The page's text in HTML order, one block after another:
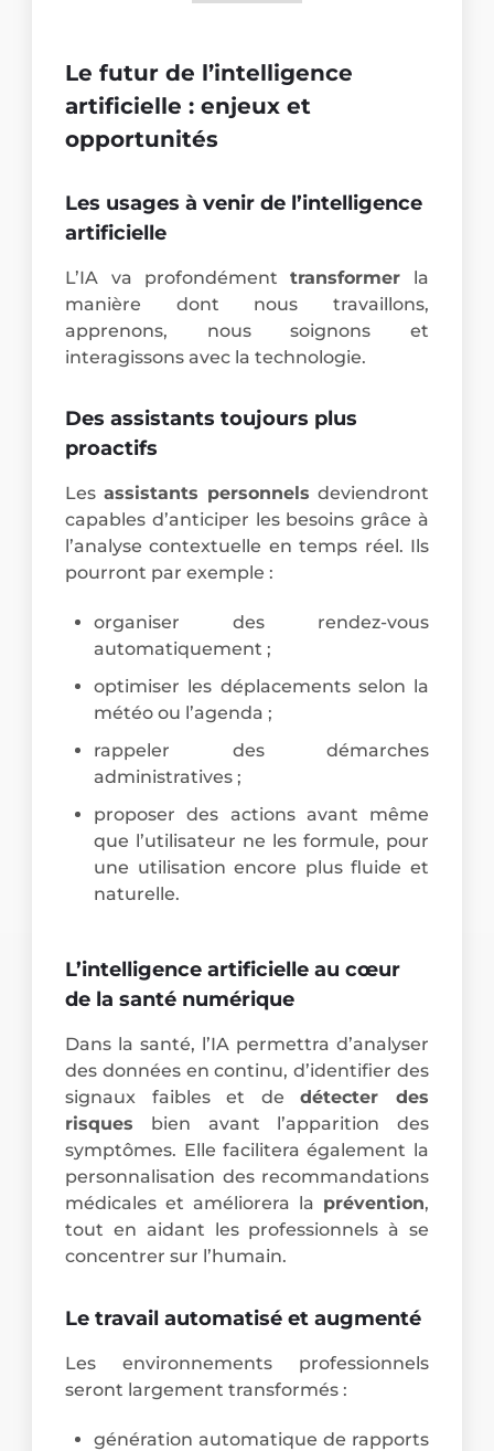
Le futur de l’intelligence
artificielle : enjeux et
opportunités
Les usages à venir de l’intelligence
artificielle
L’IA va profondémenttransformer la
manière dont nous travaillons,
apprenons, nous soignons et
interagissons avec la technologie.
Des assistants toujours plus
proactifs
Lesassistants personnels deviendront
capables d’anticiper les besoins grâce à
l’analyse contextuelle en temps réel. Ils
pourront par exemple :
organiser des rendez-vous
automatiquement ;
optimiser les déplacements selon la
météo ou l’agenda ;
rappeler des démarches
administratives ;
proposer des actions avant même
que l’utilisateur ne les formule, pour
une utilisation encore plus fluide et
naturelle.
L’intelligence artificielle au cœur
de la santé numérique
Dans la santé, l’IA permettra d’analyser
des données en continu, d’identifier des
signaux faibles et dedétecter des
risques bien avant l’apparition des
symptômes. Elle facilitera également la
personnalisation des recommandations
médicales et améliorera la prévention,
tout en aidant les professionnels à se
concentrer sur l’humain.
Le travail automatisé et augmenté
Les environnements professionnels
seront largement transformés :
génération automatique de rapports